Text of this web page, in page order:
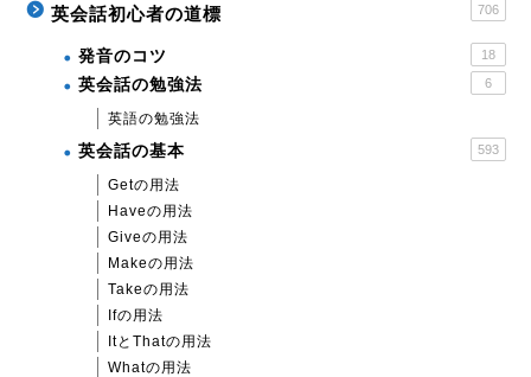
英会話初心者の道標 706
発音のコツ 18
英会話の勉強法 6
英語の勉強法
英会話の基本 593
Getの用法
Haveの用法
Giveの用法
Makeの用法
Takeの用法
Ifの用法
ItとThatの用法
Whatの用法